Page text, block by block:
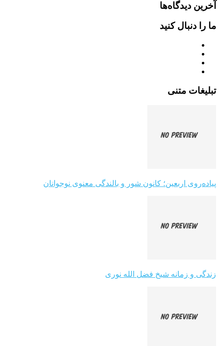
آخرین دیدگاه‌ها
ما را دنبال کنید
تبلیغات متنی
پیاده‌روی اربعین؛ کانون شور و بالندگی معنوی نوجوانان
زندگی و زمانه شیخ فضل الله نوری